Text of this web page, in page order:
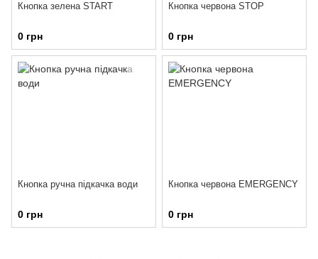
Кнопка зелена START
0 грн
Кнопка червона STOP
0 грн
Кнопка ручна підкачка води
0 грн
Кнопка червона EMERGENCY
0 грн